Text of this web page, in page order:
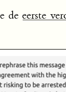
deeerste